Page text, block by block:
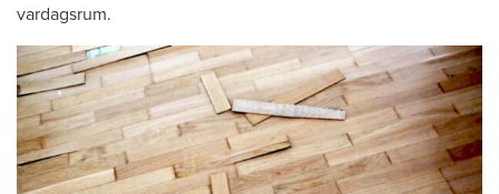
vardagsrum.